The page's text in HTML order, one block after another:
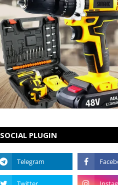
SOCIAL PLUGIN